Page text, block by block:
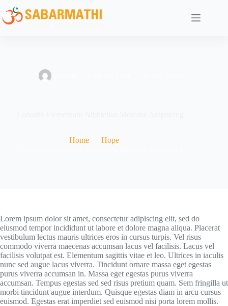
Home
Hope
Lorem ipsum dolor sit amet, consectetur adipiscing elit, sed do
eiusmod tempor incididunt ut labore et dolore magna aliqua. Placerat
vestibulum lectus mauris ultrices eros in cursus turpis. Vel risus
commodo viverra maecenas accumsan lacus vel facilisis. Lacus vel
facilisis volutpat est. Elementum sagittis vitae et leo. Ultrices in iaculis
nunc sed augue lacus viverra. Tincidunt ornare massa eget egestas
purus viverra accumsan in. Massa eget egestas purus viverra
accumsan. Tempus egestas sed sed risus pretium quam. Sem fringilla ut
morbi tincidunt augue interdum. Quisque egestas diam in arcu cursus
euismod. Egestas erat imperdiet sed euismod nisi porta lorem mollis.